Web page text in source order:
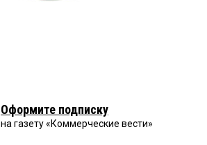
Оформите подписку
на газету «Коммерческие вести»